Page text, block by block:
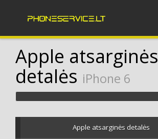
Apple atsarginės
detalės iPhone 6
Apple atsarginės detalės